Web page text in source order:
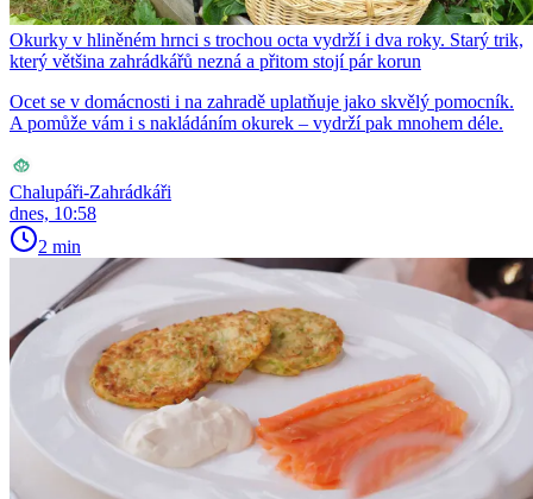
Okurky v hliněném hrnci s trochou octa vydrží i dva roky. Starý trik,
který většina zahrádkářů nezná a přitom stojí pár korun
Ocet se v domácnosti i na zahradě uplatňuje jako skvělý pomocník.
A pomůže vám i s nakládáním okurek – vydrží pak mnohem déle.
Chalupáři-Zahrádkáři
dnes, 10:58
2 min